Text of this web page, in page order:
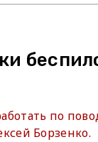
по
Борзенко.